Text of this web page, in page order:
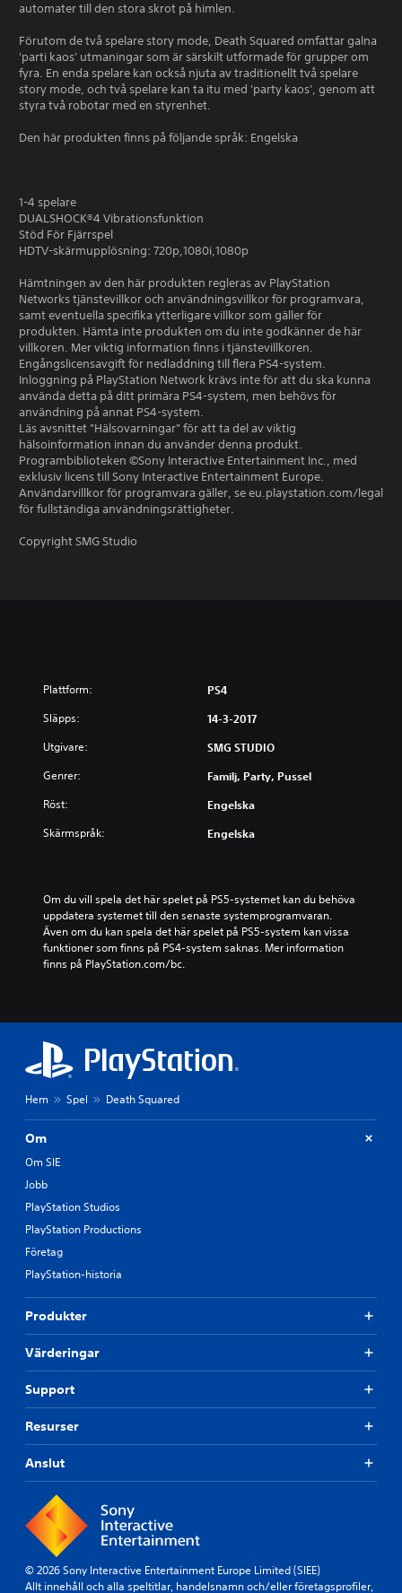
automater till den stora skrot på himlen.
Förutom de två spelare story mode, Death Squared omfattar galna
'parti kaos' utmaningar som är särskilt utformade för grupper om
fyra. En enda spelare kan också njuta av traditionellt två spelare
story mode, och två spelare kan ta itu med 'party kaos', genom att
styra två robotar med en styrenhet.
Den här produkten finns på följande språk: Engelska
1-4 spelare
DUALSHOCK®4 Vibrationsfunktion
Stöd För Fjärrspel
HDTV-skärmupplösning: 720p,1080i,1080p
Hämtningen av den här produkten regleras av PlayStation
Networks tjänstevillkor och användningsvillkor för programvara,
samt eventuella specifika ytterligare villkor som gäller för
produkten. Hämta inte produkten om du inte godkänner de här
villkoren. Mer viktig information finns i tjänstevillkoren.
Engångslicensavgift för nedladdning till flera PS4-system.
Inloggning på PlayStation Network krävs inte för att du ska kunna
använda detta på ditt primära PS4-system, men behövs för
användning på annat PS4-system.
Läs avsnittet "Hälsovarningar" för att ta del av viktig
hälsoinformation innan du använder denna produkt.
Programbiblioteken ©Sony Interactive Entertainment Inc., med
exklusiv licens till Sony Interactive Entertainment Europe.
Användarvillkor för programvara gäller, se eu.playstation.com/legal
för fullständiga användningsrättigheter.
Copyright SMG Studio
Plattform: PS4
Släpps: 14-3-2017
Utgivare: SMG STUDIO
Genrer: Familj, Party, Pussel
Röst: Engelska
Skärmspråk: Engelska
Om du vill spela det här spelet på PS5-systemet kan du behöva
uppdatera systemet till den senaste systemprogramvaran.
Även om du kan spela det här spelet på PS5-system kan vissa
funktioner som finns på PS4-system saknas. Mer information
finns på PlayStation.com/bc.
Hem Spel Death Squared
Om
Om SIE
Jobb
PlayStation Studios
PlayStation Productions
Företag
PlayStation-historia
Produkter
Värderingar
Support
Resurser
Anslut
© 2026 Sony Interactive Entertainment Europe Limited (SIEE)
Allt innehåll och alla speltitlar, handelsnamn och/eller företagsprofiler,